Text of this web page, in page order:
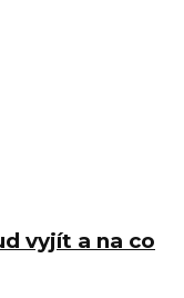
vyjít a na co